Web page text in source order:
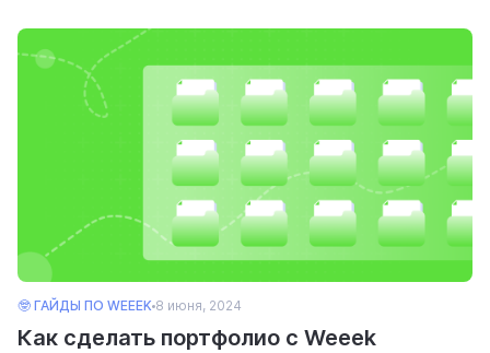
🤓 ГАЙДЫ ПО WEEEK 8 июня, 2024
Как сделать портфолио с Weeek